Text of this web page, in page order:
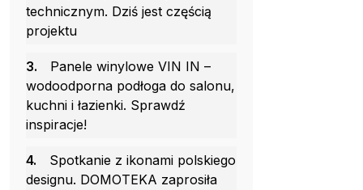
technicznym. Dziś jest częścią
projektu
3.
Panele winylowe VIN IN –
wodoodporna podłoga do salonu,
kuchni i łazienki. Sprawdź
inspiracje!
4.
Spotkanie z ikonami polskiego
designu. DOMOTEKA zaprosiła